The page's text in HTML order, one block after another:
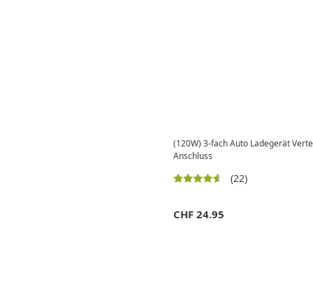
(120W) 3-fach Auto Ladegerät
Anschluss
(22)
CHF 24.95